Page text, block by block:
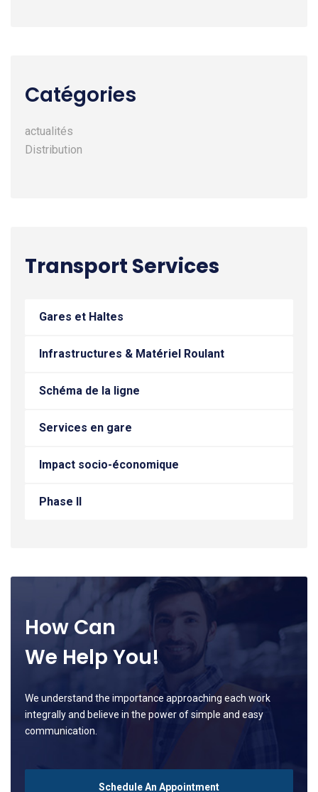
Catégories
actualités
Distribution
Transport Services
Gares et Haltes
Infrastructures & Matériel Roulant
Schéma de la ligne
Services en gare
Impact socio-économique
Phase II
How Can
We Help You!
We understand the importance approaching each work
integrally and believe in the power of simple and easy
communication.
Schedule An Appointment